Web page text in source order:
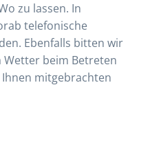
zu lassen. In
telefonische
Ebenfalls bitten wir
Wetter beim Betreten
mitgebrachten